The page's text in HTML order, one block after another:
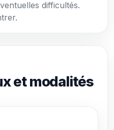
difficultés.
et modalités